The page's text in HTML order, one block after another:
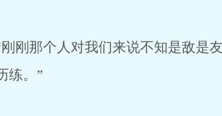
刚那个人对我们来说不知是敌是
练。”